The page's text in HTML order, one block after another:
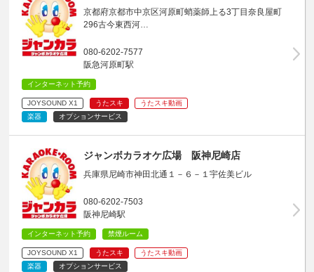
京都府京都市中京区河原町蛸薬師上る3丁目奈良屋町
296古今東西河…
080-6202-7577
阪急河原町駅
インターネット予約
JOYSOUND X1 うたスキ
うたスキ動画
楽器
オプションサービス
ジャンボカラオケ広場 阪神尼崎店
兵庫県尼崎市神田北通１－６－１宇佐美ビル
080-6202-7503
阪神尼崎駅
インターネット予約 禁煙ルーム
JOYSOUND X1 うたスキ
うたスキ動画
楽器
オプションサービス